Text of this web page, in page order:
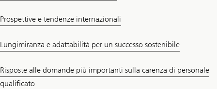
Prospettive e tendenze internazionali
Lungimiranza e adattabilità per un successo sostenibile
Risposte alle domande più importanti sulla carenza di personale
qualificato